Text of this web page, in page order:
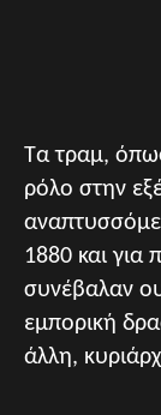
Τα τραμ,
ρόλο στην
1880 και για
συνέβαλαν
εμπορική
άλλη,